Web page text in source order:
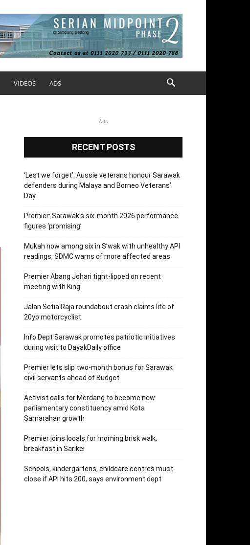
VIDEOS ADS
Ads
RECENT POSTS
‘Lest we forget’: Aussie veterans honour Sarawak
defenders during Malaya and Borneo Veterans’
Day
Premier: Sarawak’s six-month 2026 performance
figures ‘promising’
Mukah now among six in S’wak with unhealthy API
readings, SDMC warns of more affected areas
Premier Abang Johari tight-lipped on recent
meeting with King
Jalan Setia Raja roundabout crash claims life of
20yo motorcyclist
Info Dept Sarawak promotes patriotic initiatives
during visit to DayakDaily office
Premier lets slip two-month bonus for Sarawak
civil servants ahead of Budget
Activist calls for Merdang to become new
parliamentary constituency amid Kota
Samarahan growth
Premier joins locals for morning brisk walk,
breakfast in Sarikei
Schools, kindergartens, childcare centres must
close if API hits 200, says environment dept